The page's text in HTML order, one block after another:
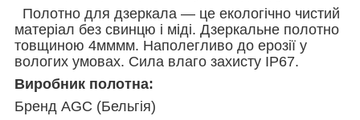
Полотно для дзеркала — це екологічно чистий
матеріал без свинцю і міді. Дзеркальне полотно
товщиною 4мммм. Наполегливо до ерозії у
вологих умовах. Сила влаго захисту IP67.
Виробник полотна:
Бренд AGC (Бельгія)